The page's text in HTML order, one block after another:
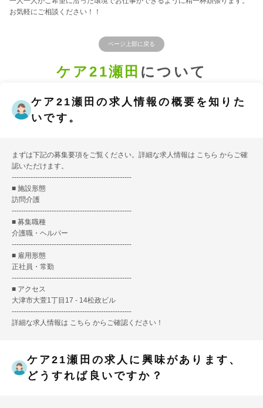
お気軽にご相談ください！！
ページ上部に戻る
ケア21瀬田 について
ケア21瀬田の求人情報の概要を知りた
いです。
まずは下記の募集要項をご覧ください。詳細な求人情報は こちら からご確
認いただけます。
---------------------------------------------------
■ 施設形態
訪問介護
---------------------------------------------------
■ 募集職種
介護職・ヘルパー
---------------------------------------------------
■ 雇用形態
正社員・常勤
---------------------------------------------------
■ アクセス
大津市大萱1丁目17 - 14松政ビル
---------------------------------------------------
詳細な求人情報は こちら からご確認ください！
ケア21瀬田の求人に興味があります、
どうすれば良いですか？